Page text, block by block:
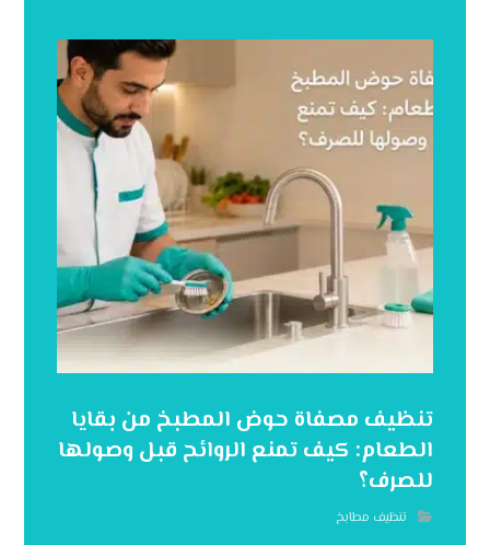
تنظيف مصفاة حوض المطبخ من بقايا
الطعام: كيف تمنع الروائح قبل وصولها
للصرف؟
تنظيف مطابخ